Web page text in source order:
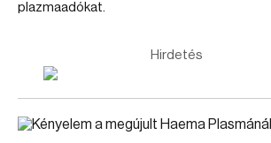
plazmaadókat.
Hirdetés